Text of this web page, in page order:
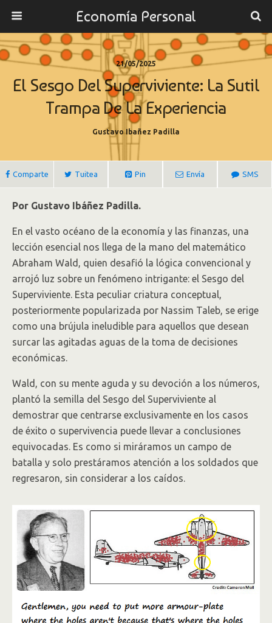
Economía Personal
21/05/2025
El Sesgo Del Superviviente: La Sutil
Trampa De La Experiencia
Gustavo Ibañez Padilla
Comparte Tuitea Pin Envía SMS
Por Gustavo Ibáñez Padilla.
En el vasto océano de la economía y las finanzas, una
lección esencial nos llega de la mano del matemático
Abraham Wald, quien desafió la lógica convencional y
arrojó luz sobre un fenómeno intrigante: el Sesgo del
Superviviente. Esta peculiar criatura conceptual,
posteriormente popularizada por Nassim Taleb, se erige
como una brújula ineludible para aquellos que desean
surcar las agitadas aguas de la toma de decisiones
económicas.
Wald, con su mente aguda y su devoción a los números,
plantó la semilla del Sesgo del Superviviente al
demostrar que centrarse exclusivamente en los casos
de éxito o supervivencia puede llevar a conclusiones
equivocadas. Es como si miráramos un campo de
batalla y solo prestáramos atención a los soldados que
regresaron, sin considerar a los caídos.